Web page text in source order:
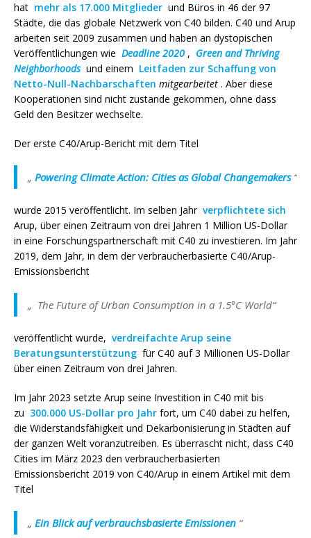
hat mehr als 17.000 Mitglieder und Büros in 46 der 97
Städte, die das globale Netzwerk von C40 bilden. C40 und Arup
arbeiten seit 2009 zusammen und haben an dystopischen
Veröffentlichungen wie Deadline 2020 , Green and Thriving
Neighborhoodsund einem Leitfaden zur Schaffung von
Netto-Null-Nachbarschaften mitgearbeitet . Aber diese
Kooperationen sind nicht zustande gekommen, ohne dass
Geld den Besitzer wechselte.
Der erste C40/Arup-Bericht mit dem Titel
„ Powering Climate Action: Cities as Global Changemakers“
wurde 2015 veröffentlicht. Im selben Jahr verpflichtete sich
Arup, über einen Zeitraum von drei Jahren 1 Million US-Dollar
in eine Forschungspartnerschaft mit C40 zu investieren. Im Jahr
2019, dem Jahr, in dem der verbraucherbasierte C40/Arup-
Emissionsbericht
„ The Future of Urban Consumption in a 1.5°C World“
veröffentlicht wurde, verdreifachte Arup seine
Beratungsunterstützung für C40 auf 3 Millionen US-Dollar
über einen Zeitraum von drei Jahren.
Im Jahr 2023 setzte Arup seine Investition in C40 mit bis
zu 300.000 US-Dollar pro Jahr fort, um C40 dabei zu helfen,
die Widerstandsfähigkeit und Dekarbonisierung in Städten auf
der ganzen Welt voranzutreiben. Es überrascht nicht, dass C40
Cities im März 2023 den verbraucherbasierten
Emissionsbericht 2019 von C40/Arup in einem Artikel mit dem
Titel
„ Ein Blick auf verbrauchsbasierte Emissionen “